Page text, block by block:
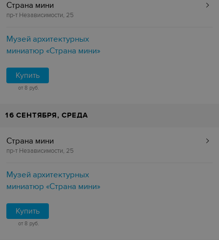
Страна мини
пр-т Независимости, 25
Музей архитектурных
миниатюр «Страна мини»
Купить
от 8 руб.
16 СЕНТЯБРЯ, СРЕДА
Страна мини
пр-т Независимости, 25
Музей архитектурных
миниатюр «Страна мини»
Купить
от 8 руб.